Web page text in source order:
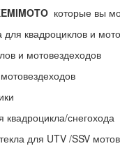
которые вы
для квадроциклов и
и мотовездеходов
снегохода
для UTV /SSV